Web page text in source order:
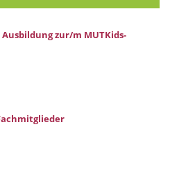
zur/m MUTKids-